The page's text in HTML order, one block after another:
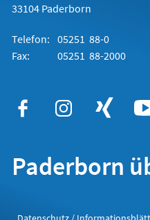
33104 Paderborn
Telefon: 05251 88-0
Fax:
05251 88-2000
Paderborn